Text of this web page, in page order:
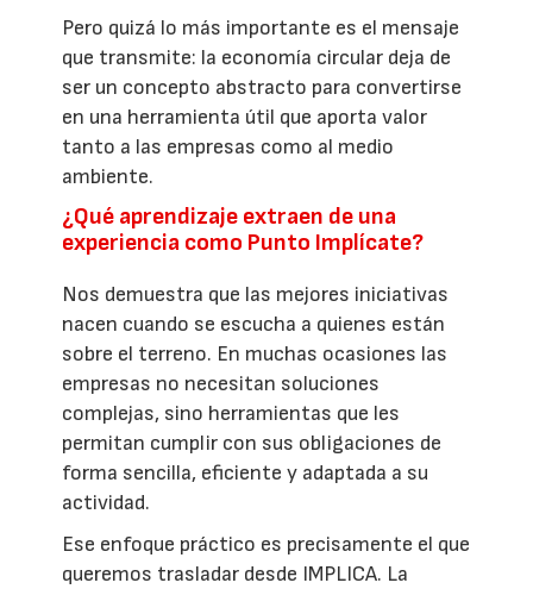
Pero quizá lo más importante es el mensaje
que transmite: la economía circular deja de
ser un concepto abstracto para convertirse
en una herramienta útil que aporta valor
tanto a las empresas como al medio
ambiente.
¿Qué aprendizaje extraen de una
experiencia como Punto Implícate?
Nos demuestra que las mejores iniciativas
nacen cuando se escucha a quienes están
sobre el terreno. En muchas ocasiones las
empresas no necesitan soluciones
complejas, sino herramientas que les
permitan cumplir con sus obligaciones de
forma sencilla, eficiente y adaptada a su
actividad.
Ese enfoque práctico es precisamente el que
queremos trasladar desde IMPLICA. La